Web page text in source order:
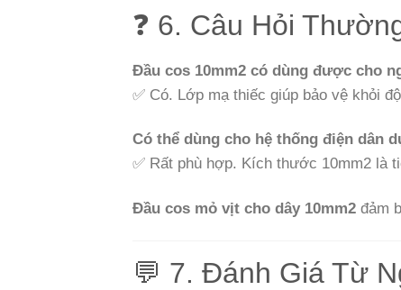
❓ 6. Câu Hỏi
Đầu cos 10mm2 có dùng được cho
✅ Có. Lớp mạ thiếc giúp bảo vệ khỏi
Có thể dùng cho hệ thống điện dân
✅ Rất phù hợp. Kích thước 10mm2 là
Đầu cos mỏ vịt cho dây 10mm2 đảm
💬 7. Đánh Giá Từ